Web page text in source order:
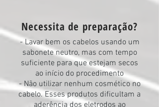
Necessita de preparação?
- Lavar bem os cabelos usando um
sabonete neutro, mas com tempo
suficiente para que estejam secos
ao início do procedimento
- ​​​Não utilizar nenhum cosmético no
cabelo. Esses produtos dificultam a
aderência dos eletrodos ao